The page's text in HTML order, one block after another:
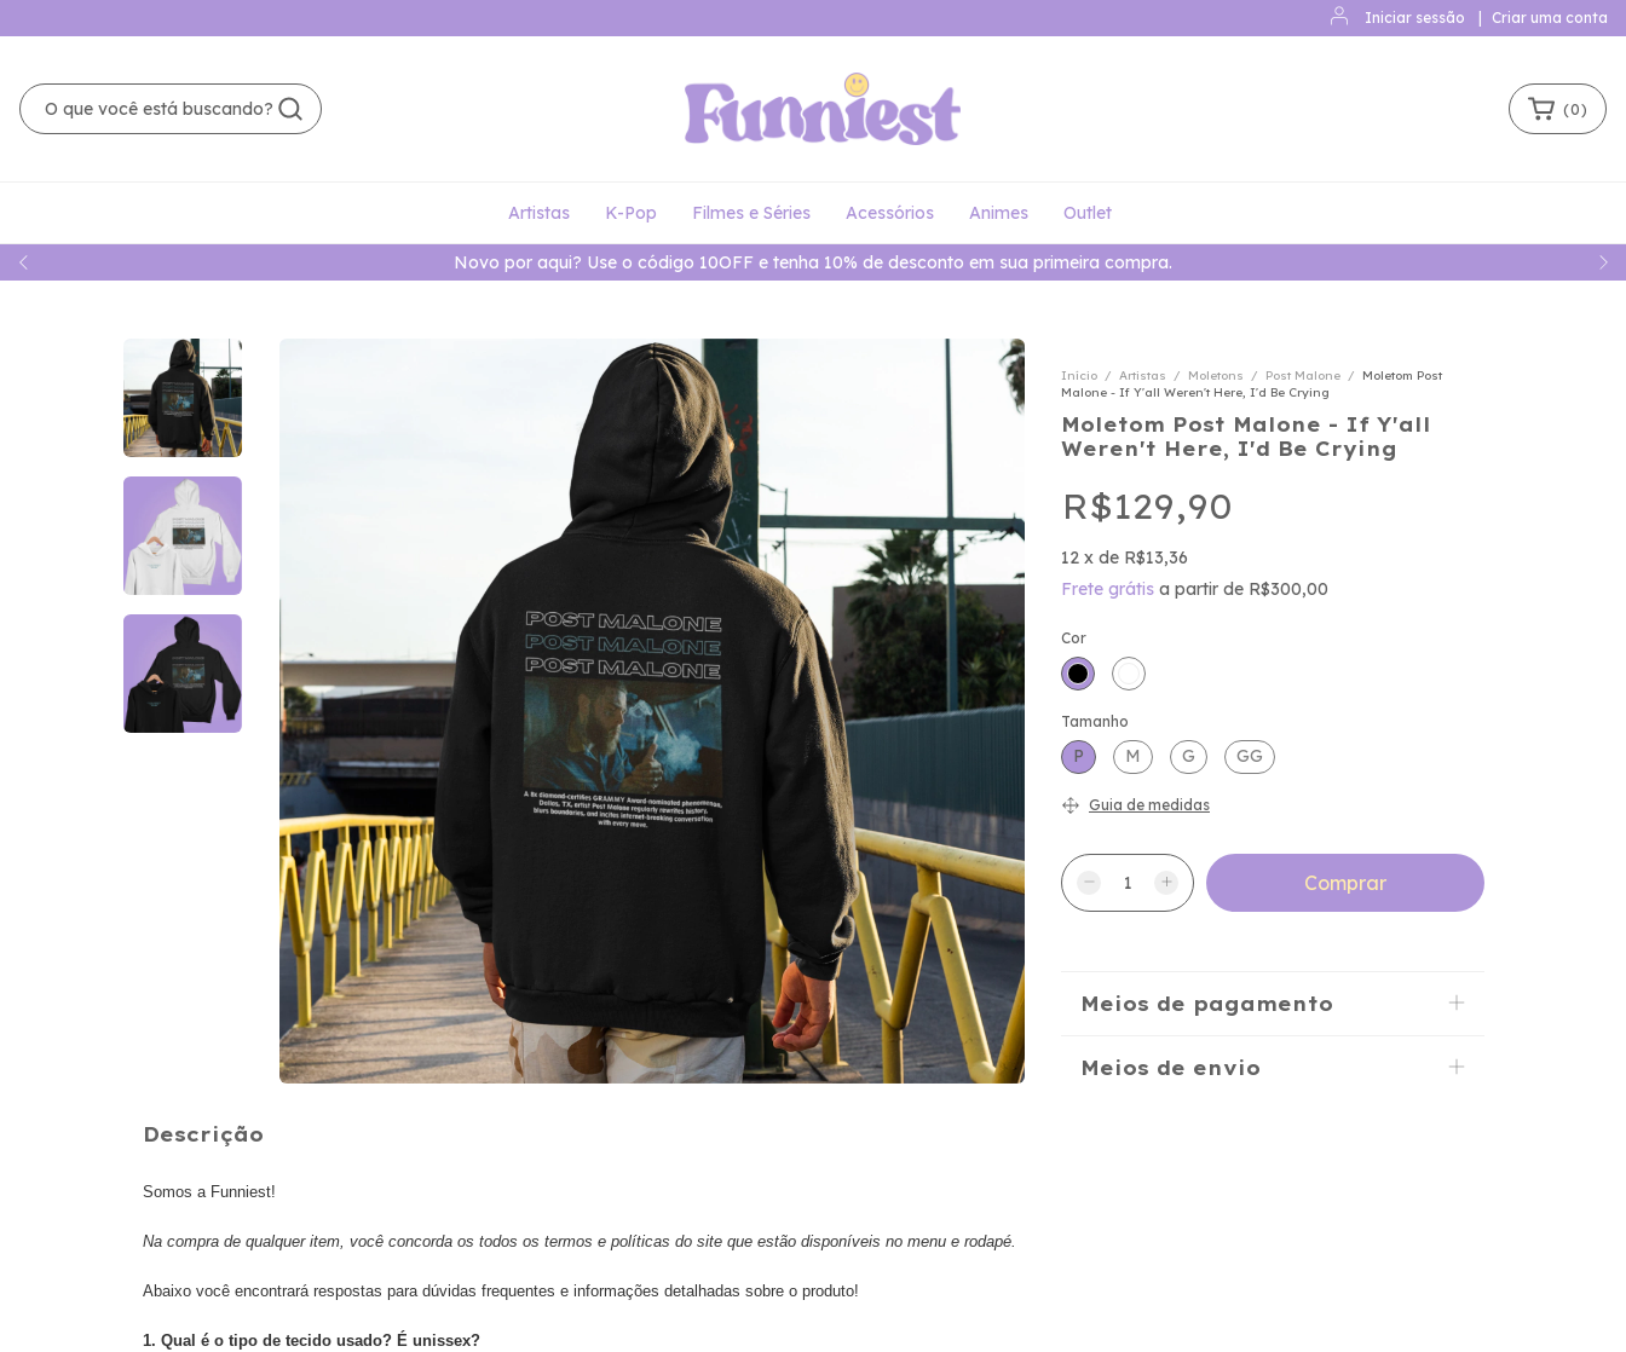
Iniciar sessão Criar uma conta
Novo por aqui? Use o código 10OFF e tenha 10% de desconto em sua primeira compra.
(0)
Artistas K-Pop Filmes e Séries Acessórios Animes Outlet
Início / Artistas / Moletons / Post Malone /
Moletom Post
Malone - If Y'all Weren't Here, I'd Be Crying
Moletom Post Malone - If Y'all
Weren't Here, I'd Be Crying
R$129,90
12 x de R$13,36
Frete grátis a partir de R$300,00
Cor
Tamanho
P M G GG
Guia de medidas
Meios de pagamento
Meios de envio
Descrição
Somos a Funniest!
Na compra de qualquer item, você concorda os todos os termos e políticas do site que estão disponíveis no menu e rodapé.
Abaixo você encontrará respostas para dúvidas frequentes e informações detalhadas sobre o produto!
1. Qual é o tipo de tecido usado? É unissex?